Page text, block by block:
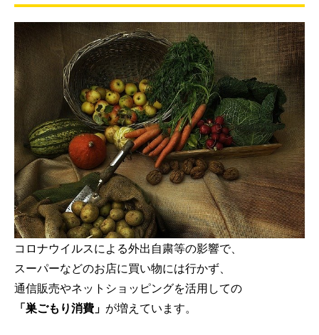
コロナウイルスによる外出自粛等の影響で、
スーパーなどのお店に買い物には行かず、
通信販売やネットショッピングを活用しての
「巣ごもり消費」 が増えています。